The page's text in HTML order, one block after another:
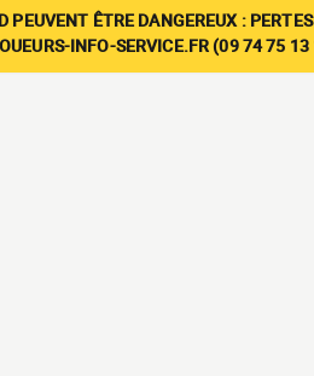
PEUVENT ÊTRE DANGEREUX :
INFO-SERVICE.FR (09 74 75